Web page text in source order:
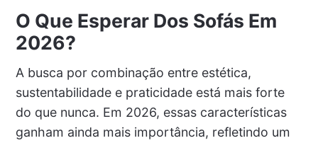
O Que Esperar Dos Sofás Em
2026?
A busca por combinação entre estética,
sustentabilidade e praticidade está mais forte
do que nunca. Em 2026, essas características
ganham ainda mais importância, refletindo um